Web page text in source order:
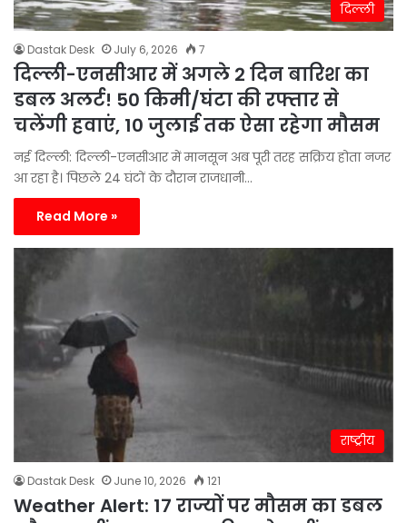
दिल्ली
Dastak Desk July 6, 2026 7
दिल्ली-एनसीआर में अगले 2 दिन बारिश का
डबल अलर्ट! 50 किमी/घंटा की रफ्तार से
चलेंगी हवाएं, 10 जुलाई तक ऐसा रहेगा मौसम
नई दिल्ली: दिल्ली-एनसीआर में मानसून अब पूरी तरह सक्रिय होता नजर
आ रहा है। पिछले 24 घंटों के दौरान राजधानी…
Read More »
राष्ट्रीय
Dastak Desk June 10, 2026 121
Weather Alert: 17 राज्यों पर मौसम का डबल